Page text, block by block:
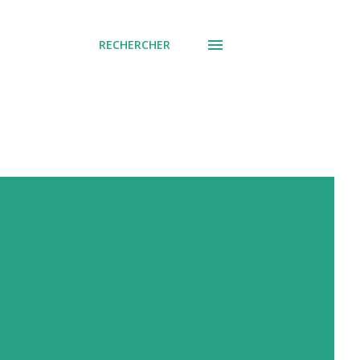
RECHERCHER